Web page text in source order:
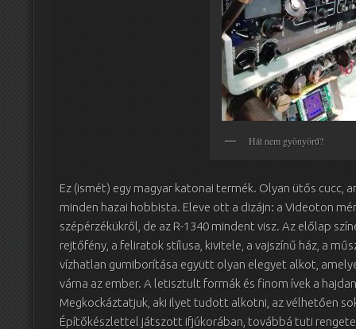
Hát nem gyönyörű?
Ez (ismét) egy magyar katonai termék. Olyan ütős cucc,
minden hazai hobbista. Eleve ott a dizájn: a Videoton
szépérzékükről, de az R-1340 mindent visz. Az előlap
rejtőfény, a feliratok stílusa, kivitele, a vajszínű ház, a
vízhatlan gumiborítása együtt olyan elegyet alkot,
várna az ember. A letisztult formák és finom ívek a
Megkockáztatjuk, aki ilyet tudott alkotni, az vélhetően
Építőkészlettel játszott ifjúkorában, továbbá tuti